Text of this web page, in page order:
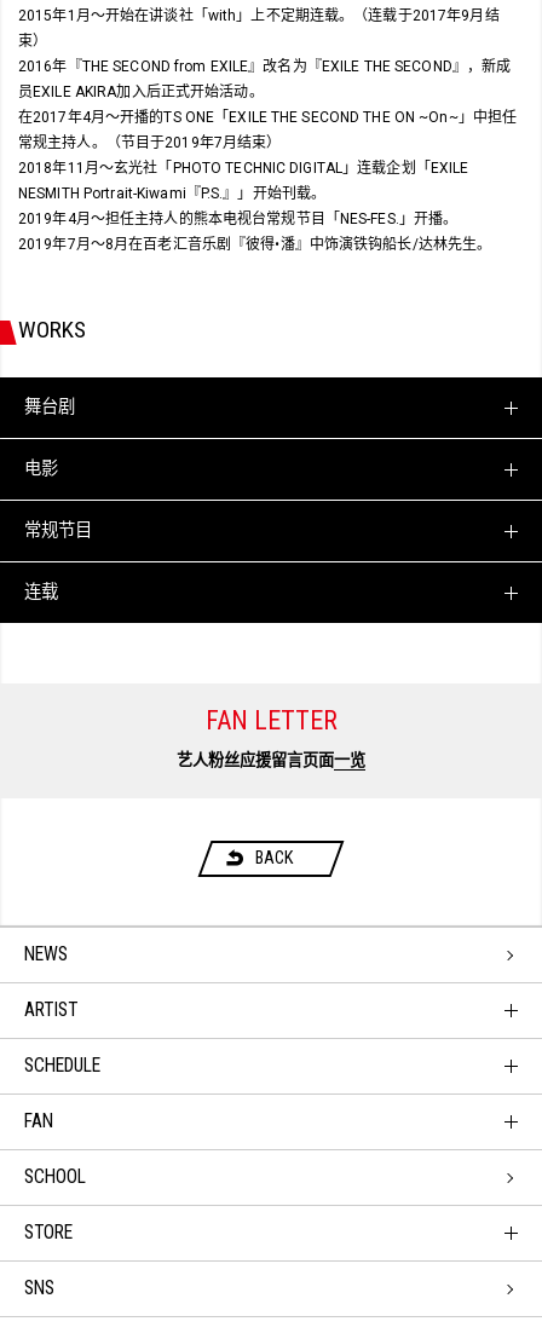
2015年1月～开始在讲谈社「with」上不定期连载。（连载于2017年9月结
束）
2016年『THE SECOND from EXILE』改名为『EXILE THE SECOND』，新成
员EXILE AKIRA加入后正式开始活动。
在2017年4月～开播的TS ONE「EXILE THE SECOND THE ON ~On~」中担任
常规主持人。（节目于2019年7月结束）
2018年11月～玄光社「PHOTO TECHNIC DIGITAL」连载企划「EXILE
NESMITH Portrait-Kiwami『P.S.』」开始刊载。
2019年4月～担任主持人的熊本电视台常规节目「NES-FES.」开播。
2019年7月～8月在百老汇音乐剧『彼得•潘』中饰演铁钩船长/达林先生。
WORKS
舞台剧
电影
常规节目
连载
FAN LETTER
艺人粉丝应援留言页面一览
BACK
NEWS
ARTIST
SCHEDULE
FAN
SCHOOL
STORE
SNS